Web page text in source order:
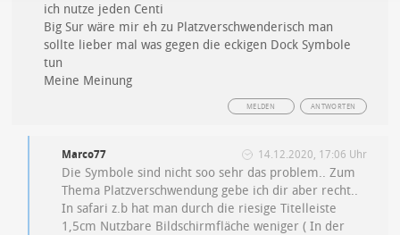
ich nutze jeden Centi
Big Sur wäre mir eh zu Platzverschwenderisch man
sollte lieber mal was gegen die eckigen Dock Symbole
tun
Meine Meinung
ANTWORTEN
MELDEN
Marco77 14.12.2020, 17:06 Uhr
Die Symbole sind nicht soo sehr das problem.. Zum
Thema Platzverschwendung gebe ich dir aber recht..
In safari z.b hat man durch die riesige Titelleiste
1,5cm Nutzbare Bildschirmfläche weniger ( In der